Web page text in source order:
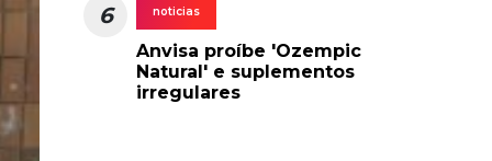
6 noticias
Anvisa proíbe 'Ozempic
Natural' e suplementos
irregulares